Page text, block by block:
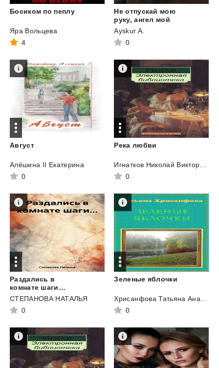
Босиком по пеплу
Яра Вольцева
4
Не отпускай мою
руку, ангел мой
Ayskur A.
0
Август
Алёшина II Екатерина
0
Река любви
0
Раздались в
комнате шаги…
СТЕПАНОВА НАТАЛЬЯ
0
Зеленые яблочки
0